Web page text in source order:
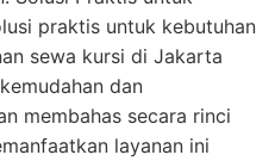
praktis untuk kebutuhan
sewa kursi di Jakarta
dan
membahas secara rinci
layanan ini